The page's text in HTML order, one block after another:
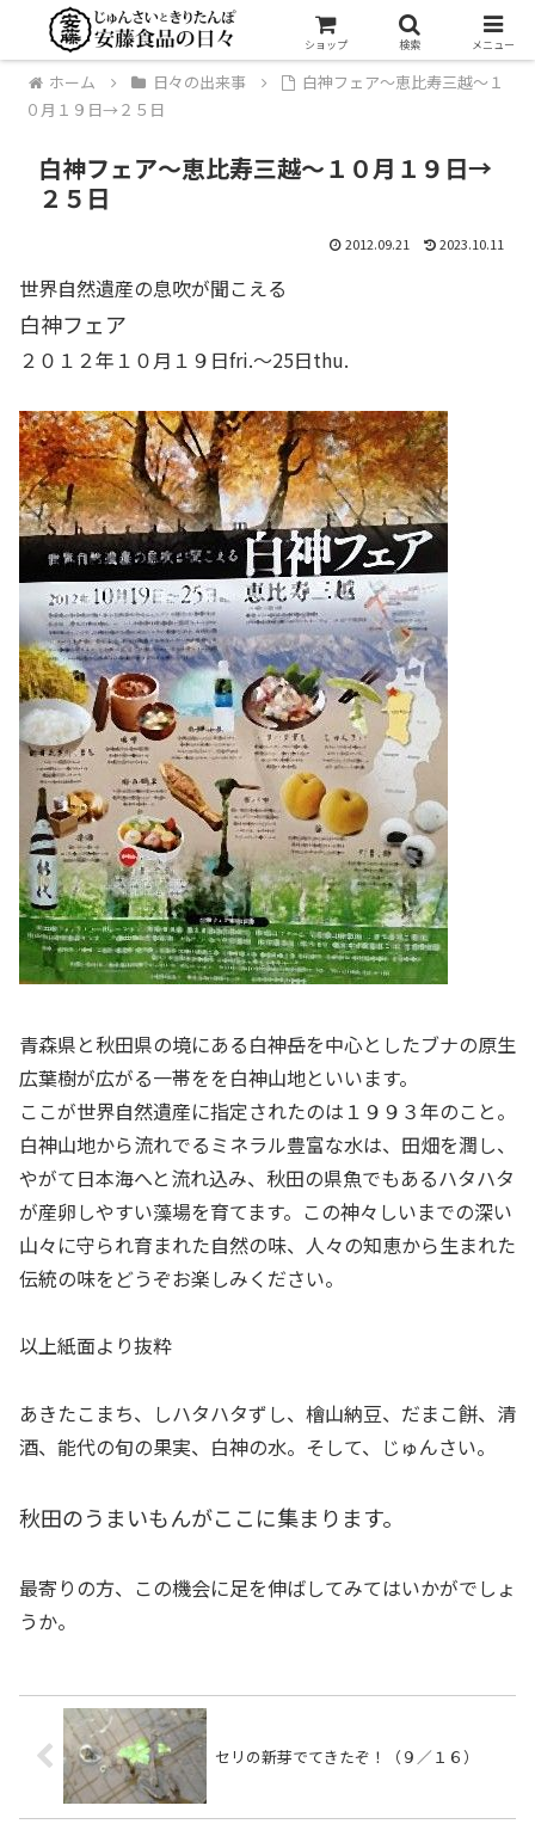
ホーム 日々の出来事
白神フェア〜恵比寿三越〜１
０月１９日→２５日
白神フェア〜恵比寿三越〜１０月１９日→
２５日
2012.09.21 2023.10.11
世界自然遺産の息吹が聞こえる
白神フェア
２０１２年１０月１９日fri.〜25日thu.
青森県と秋田県の境にある白神岳を中心としたブナの原生
広葉樹が広がる一帯をを白神山地といいます。
ここが世界自然遺産に指定されたのは１９９３年のこと。
白神山地から流れでるミネラル豊富な水は、田畑を潤し、
やがて日本海へと流れ込み、秋田の県魚でもあるハタハタ
が産卵しやすい藻場を育てます。この神々しいまでの深い
山々に守られ育まれた自然の味、人々の知恵から生まれた
伝統の味をどうぞお楽しみください。
以上紙面より抜粋
あきたこまち、しハタハタずし、檜山納豆、だまこ餅、清
酒、能代の旬の果実、白神の水。そして、じゅんさい。
秋田のうまいもんがここに集まります。
最寄りの方、この機会に足を伸ばしてみてはいかがでしょ
うか。
セリの新芽でてきたぞ！（９／１６）
ショップ 検索 メニュー